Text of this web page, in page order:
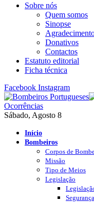
Sobre nós
Quem somos
Sinopse
Donativos
Contactos
Estatuto editorial
Ficha técnica
Facebook Instagram
Ocorrências
Sábado, Agosto 8
Início
Bombeiros
Corpos de
Missão
Tipo de Meios
Legislação